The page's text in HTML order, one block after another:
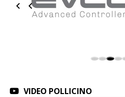
VIDEO POLLICINO